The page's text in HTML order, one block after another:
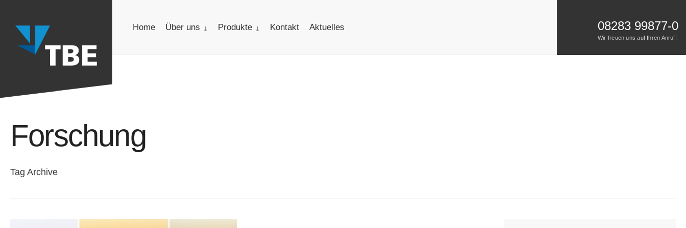
content
Home Über uns Produkte Kontakt Aktuelles 08283 99877-0
Wir freuen uns auf Ihren Anruf!
Forschung
Tag Archive